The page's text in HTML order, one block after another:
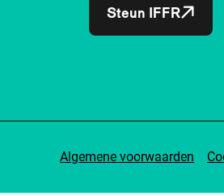
Steun IFFR
Algemene voorwaarden